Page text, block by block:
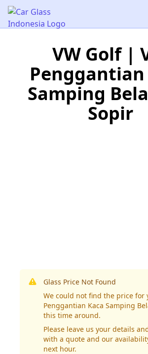
Car Glass Indonesia
VW Golf |
Penggantian
Samping
Sopir
Glass Price Not Found
We could not find the price for
Penggantian Kaca Samping
this time around.
Please leave us your details
with a quote and our
next hour.